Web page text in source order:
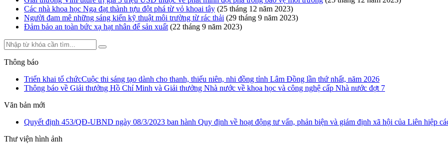
Các nhà khoa học Nga đạt thành tựu đột phá từ vỏ khoai tây (25 tháng 12 năm 2023)
Người đam mê những sáng kiến kỹ thuật môi trường từ rác thải (29 tháng 9 năm 2023)
Đảm bảo an toàn bức xạ hạt nhân để sản xuất (22 tháng 9 năm 2023)
Thông báo
Triển khai tổ chứcCuộc thi sáng tạo dành cho thanh, thiếu niên, nhi đồng tỉnh Lâm Đồng lần thứ nhất, năm 2026
Thông báo về Giải thưởng Hồ Chí Minh và Giải thưởng Nhà nước về khoa học và công nghệ cấp Nhà nước đợt 7
Văn bản mới
Quyết định 453/QĐ-UBND ngày 08/3/2023 ban hành Quy định về hoạt động tư vấn, phản biện và giám định xã hội của Liên hiệp
Thư viện hình ảnh